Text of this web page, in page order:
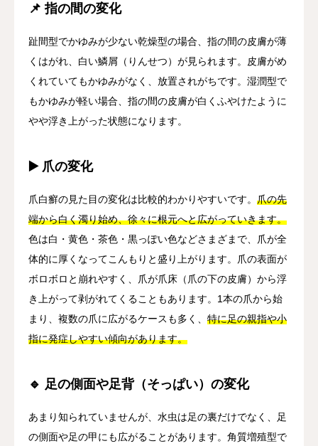
📌 指の間の変化
趾間型でかゆみが少ない乾燥型の場合、指の間の皮膚が薄
くはがれ、白い鱗屑（りんせつ）が見られます。皮膚がめ
くれていてもかゆみがなく、放置されがちです。湿潤型で
もかゆみが軽い場合、指の間の皮膚が白くふやけたように
やや浮き上がった状態になります。
▶️ 爪の変化
爪白癬の見た目の変化は比較的わかりやすいです。 爪の先
端から白く濁り始め、徐々に根元へと広がっていきます。
色は白・黄色・茶色・黒っぽい色などさまざまで、爪が全
体的に厚くなってこんもりと盛り上がります。爪の表面が
ボロボロと崩れやすく、爪が爪床（爪の下の皮膚）から浮
き上がって剥がれてくることもあります。1本の爪から始
まり、複数の爪に広がるケースも多く、 特に足の親指や小
指に発症しやすい傾向があります。
🔹 足の側面や足背（そっぱい）の変化
あまり知られていませんが、水虫は足の裏だけでなく、足
の側面や足の甲にも広がることがあります。角質増殖型で